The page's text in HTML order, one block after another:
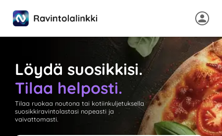
Löydä suosikkisi.
Tilaa helposti.
Tilaa ruokaa noutona tai kotiinkuljetuksella
suosikkiravintolastasi nopeasti ja
vaivattomasti.